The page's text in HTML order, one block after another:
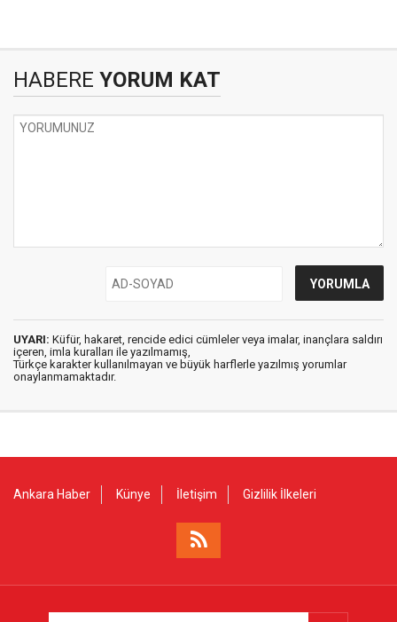
HABERE YORUM KAT
UYARI: Küfür, hakaret, rencide edici cümleler veya imalar, inançlara saldırı
içeren, imla kuralları ile yazılmamış,
Türkçe karakter kullanılmayan ve büyük harflerle yazılmış yorumlar
onaylanmamaktadır.
Ankara Haber Künye İletişim Gizlilik İlkeleri